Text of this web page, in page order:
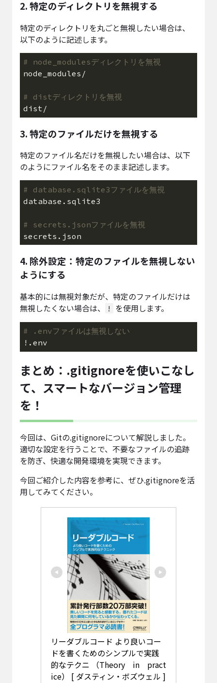
2. 特定のディレクトリを無視する
特定のディレクトリを丸ごと無視したい場合は、
以下のように記述します。
# node_modulesディレクトリを無視
# distディレクトリを無視
3. 特定のファイルだけを無視する
特定のファイル名だけを無視したい場合は、以下
のようにファイル名をそのまま記述します。
# database.sqlite3ファイルを無視
# secrets.jsonファイルを無視
4. 除外設定：特定のファイルを無視しない
ようにする
基本的には無視対象だが、特定のファイルだけは
無視したくない場合は、
! を使用します。
# .envファイルは無視しない
まとめ：.gitignoreを使いこなし
て、スマートなバージョン管理
を！
今回は、Gitの.gitignoreについて解説しました。
適切な設定を行うことで、不要なファイルの追跡
を防ぎ、快適な開発環境を実現できます。
今回ご紹介した内容を参考に、ぜひ.gitignoreを活
用してみてください。
リーダブルコード より良いコー
ドを書くためのシンプルで実践
的なテクニ （Theory　in　pract
ice） [ ダスティン・ボズウェル ]